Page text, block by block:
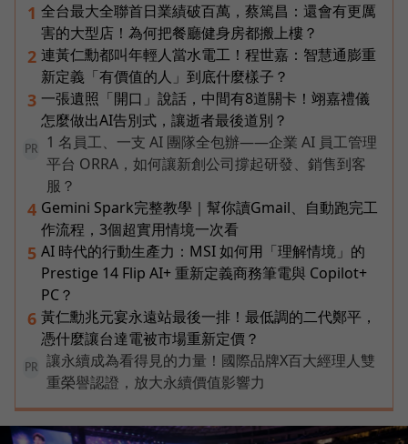
1 全台最大全聯首日業績破百萬，蔡篤昌：還會有更厲
害的大型店！為何把餐廳健身房都搬上樓？
2 連黃仁勳都叫年輕人當水電工！程世嘉：智慧通膨重
新定義「有價值的人」到底什麼樣子？
3 一張遺照「開口」說話，中間有8道關卡！翊嘉禮儀
怎麼做出AI告別式，讓逝者最後道別？
PR
1 名員工、一支 AI 團隊全包辦——企業 AI 員工管理
平台 ORRA，如何讓新創公司撐起研發、銷售到客
服？
4 Gemini Spark完整教學｜幫你讀Gmail、自動跑完工
作流程，3個超實用情境一次看
5 AI 時代的行動生產力：MSI 如何用「理解情境」的
Prestige 14 Flip AI+ 重新定義商務筆電與 Copilot+
PC？
6 黃仁勳兆元宴永遠站最後一排！最低調的二代鄭平，
憑什麼讓台達電被市場重新定價？
PR
讓永續成為看得見的力量！國際品牌X百大經理人雙
重榮譽認證，放大永續價值影響力